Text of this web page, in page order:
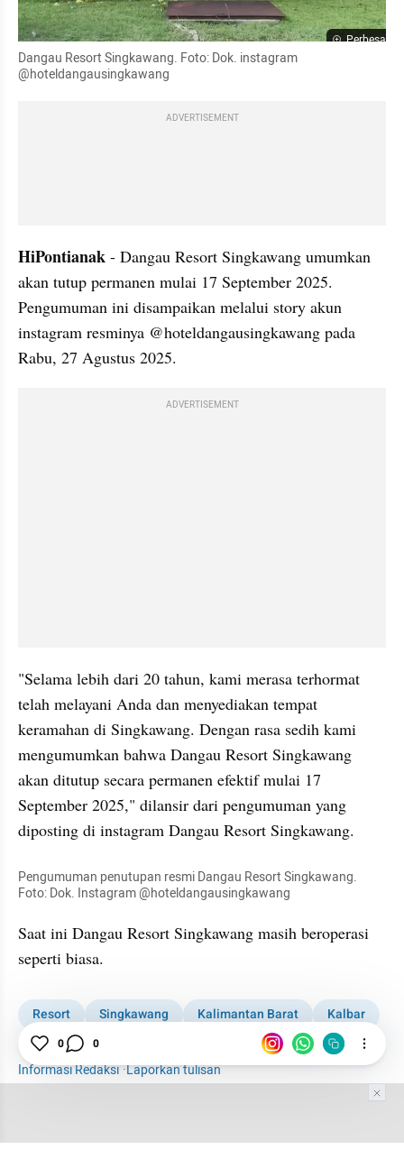
Perbesar
Dangau Resort Singkawang. Foto: Dok. instagram
@hoteldangausingkawang
ADVERTISEMENT
HiPontianak - Dangau Resort Singkawang umumkan
akan tutup permanen mulai 17 September 2025.
Pengumuman ini disampaikan melalui story akun
instagram resminya @hoteldangausingkawang pada
Rabu, 27 Agustus 2025.
ADVERTISEMENT
"Selama lebih dari 20 tahun, kami merasa terhormat
telah melayani Anda dan menyediakan tempat
keramahan di Singkawang. Dengan rasa sedih kami
mengumumkan bahwa Dangau Resort Singkawang
akan ditutup secara permanen efektif mulai 17
September 2025," dilansir dari pengumuman yang
diposting di instagram Dangau Resort Singkawang.
Pengumuman penutupan resmi Dangau Resort Singkawang.
Foto: Dok. Instagram @hoteldangausingkawang
Saat ini Dangau Resort Singkawang masih beroperasi
seperti biasa.
Resort Singkawang Kalimantan Barat
Kalbar
Kabar Daerah
Informasi Redaksi·Laporkan tulisan
0 0